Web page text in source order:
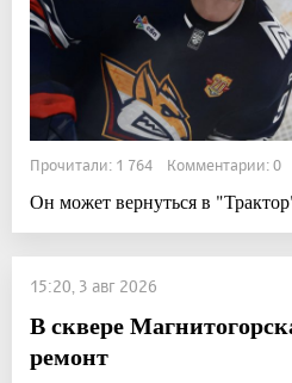
Прочитали: 1 764 Комментарии: 0
Он может вернуться в
15:20, 3 авг 2026
В сквере
ремонт